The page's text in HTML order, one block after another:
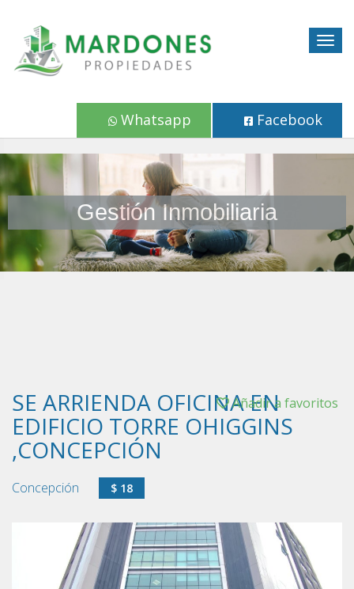
Facebook
Whatsapp
Gestión Inmobiliaria
SE ARRIENDA OFICINA EN
EDIFICIO TORRE OHIGGINS
,CONCEPCIÓN
Añadir a favoritos
Concepción $ 18